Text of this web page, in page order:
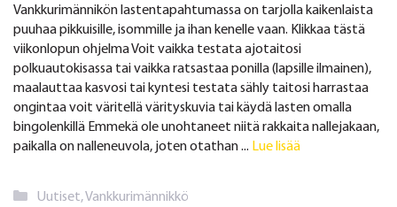
Vankkurimännikön lastentapahtumassa on tarjolla kaikenlaista
puuhaa pikkuisille, isommille ja ihan kenelle vaan. Klikkaa tästä
viikonlopun ohjelma Voit vaikka testata ajotaitosi
polkuautokisassa tai vaikka ratsastaa ponilla (lapsille ilmainen),
maalauttaa kasvosi tai kyntesi testata sähly taitosi harrastaa
ongintaa voit väritellä värityskuvia tai käydä lasten omalla
bingolenkillä Emmekä ole unohtaneet niitä rakkaita nallejakaan,
paikalla on nalleneuvola, joten otathan ... Lue lisää
Kategoriat
Uutiset,Vankkurimännikkö